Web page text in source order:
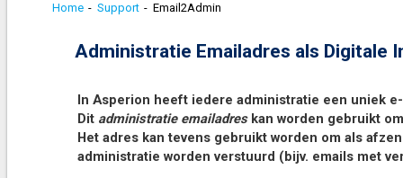
Home - Support - Email2Admin
Administratie Emailadres als Digitale
In Asperion heeft iedere administratie een uniek
Dit administratie emailadreskan worden gebruikt
Het adres kan tevens gebruikt worden om als
administratie worden verstuurd (bijv. emails met